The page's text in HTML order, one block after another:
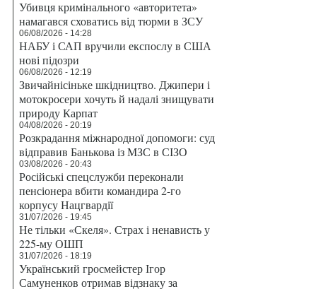
Убивця кримінального «авторитета»
намагався сховатись від тюрми в ЗСУ
06/08/2026 - 14:28
НАБУ і САП вручили експослу в США
нові підозри
06/08/2026 - 12:19
Звичайнісіньке шкідництво. Джипери і
мотокросери хочуть й надалі знищувати
природу Карпат
04/08/2026 - 20:19
Розкрадання міжнародної допомоги: суд
відправив Банькова із МЗС в СІЗО
03/08/2026 - 20:43
Російські спецслужби переконали
пенсіонера вбити командира 2-го
корпусу Нацгвардії
31/07/2026 - 19:45
Не тільки «Скеля». Страх і ненависть у
225-му ОШП
31/07/2026 - 18:19
Український гросмейстер Ігор
Самуненков отримав відзнаку за